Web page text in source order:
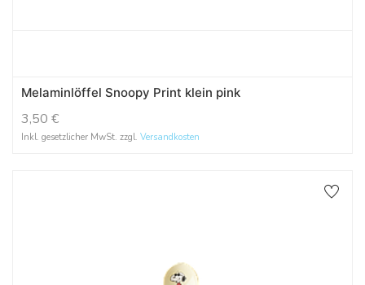
Melaminlöffel Snoopy Print klein pink
3,50 €
Inkl. gesetzlicher MwSt. zzgl. Versandkosten